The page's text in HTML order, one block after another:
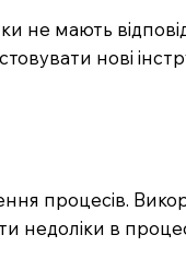
не мають
нові
процесів.
недоліки в